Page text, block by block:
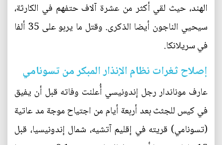
الهند، حيث لقي أكثر من عشرة آلاف حتفهم في الكارثة،
سيحيي الناجون أيضا الذكرى. وقتل ما يربو على 35 ألفا
في سريلانكا.
إصلاح ثغرات نظام الإنذار المبكر من تسونامي
عارف موناندار رجل إندونيسي أُعلنت وفاته قبل أن يفيق
في كيس للجثث بعد أربعة أيام من اجتياح موجة مد عاتية
(تسونامي) قريته في إقليم آتشيه، شمال إندونيسيا، قبل